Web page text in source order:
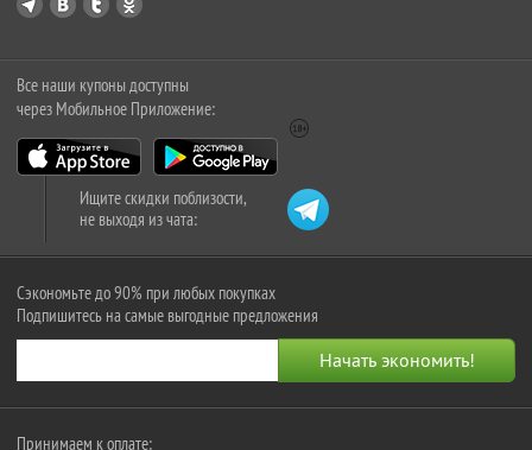
Все наши купоны доступны
через Мобильное Приложение:
Ищите скидки поблизости,
не выходя из чата:
Сэкономьте до 90% при любых покупках
Подпишитесь на самые выгодные предложения
Принимаем к оплате: